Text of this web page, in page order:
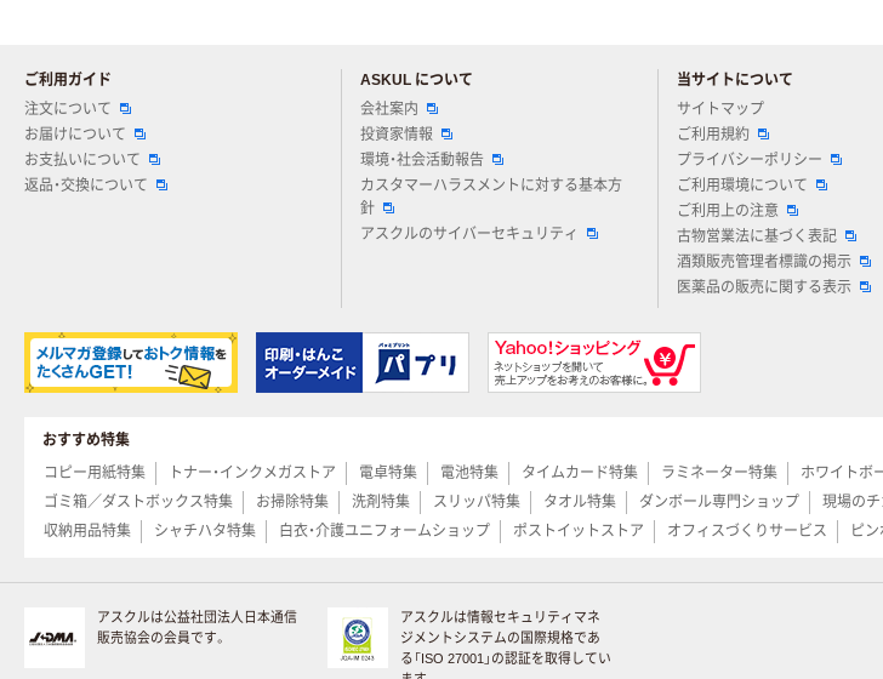
ご利用ガイド
注文について
お届けについて
お支払いについて
返品・交換について
ASKUL について
会社案内
投資家情報
環境・社会活動報告
カスタマーハラスメントに対する基本方
針
アスクルのサイバーセキュリティ
当サイトについて
サイトマップ
ご利用規約
プライバシーポリシー
ご利用環境について
ご利用上の注意
古物営業法に基づく表記
酒類販売管理者標識の掲示
医薬品の販売に関する表示
おすすめ特集
コピー用紙特集
トナー・インクメガストア 電卓特集 電池特集 タイムカード特集 ラミネーター特集 ホワイトボ
ゴミ箱／ダストボックス特集
お掃除特集 洗剤特集 スリッパ特集 タオル特集 ダンボール専門ショップ 現場のチ
収納用品特集
シャチハタ特集 白衣・介護ユニフォームショップ ポストイットストア オフィスづくりサービス ピ
アスクルは公益社団法人日本通信
販売協会の会員です。
アスクルは情報セキュリティマネ
ジメントシステムの国際規格であ
る「ISO 27001」の認証を取得してい